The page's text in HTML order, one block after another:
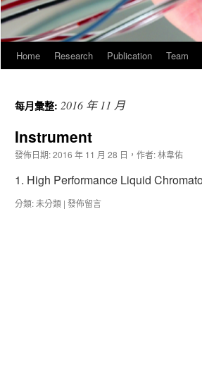
Home Research Publication Team
每月彙整: 2016 年 11 月
Instrument
發佈日期:2016 年 11 月 28 日 ， 作者:林韋佑
1. High Performance Liquid
分類:未分類 | 發佈留言